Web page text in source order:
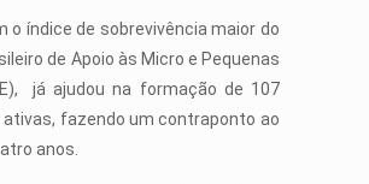
o índice de sobrevivência maior do
de Apoio às Micro e Pequenas
já ajudou na formação de 107
ativas, fazendo um contraponto ao
anos.